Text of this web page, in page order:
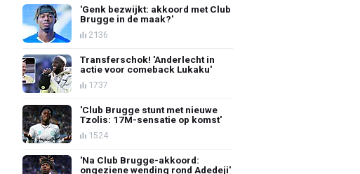
'Genk bezwijkt: akkoord met Club
Brugge in de maak?'
2136
Transferschok! 'Anderlecht in
actie voor comeback Lukaku'
1737
'Club Brugge stunt met nieuwe
Tzolis: 17M-sensatie op komst'
1524
'Na Club Brugge-akkoord:
ongeziene wending rond Adedeji'